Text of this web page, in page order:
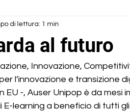
al futuro
di lettura: 1 min
Innovazione,
l’innovazione e transizione
EU -, Auser Unipop è da mesi
learning a beneficio di tutti